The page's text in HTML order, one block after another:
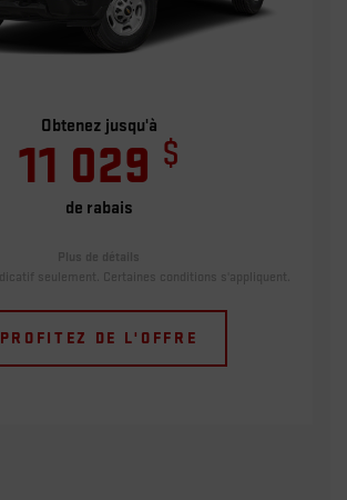
Obtenez jusqu'à
11 029 $
de rabais
PROFITEZ DE L'OFFRE